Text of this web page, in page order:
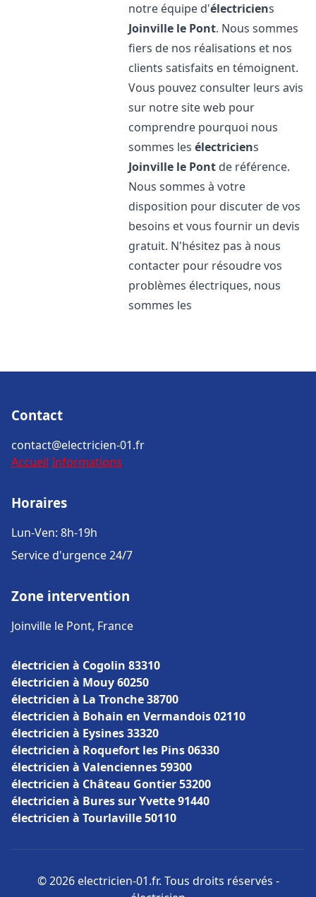
notre équipe d'électriciens
Joinville le Pont. Nous sommes
fiers de nos réalisations et nos
clients satisfaits en témoignent.
Vous pouvez consulter leurs avis
sur notre site web pour
comprendre pourquoi nous
sommes lesélectriciens
Joinville le Pont de référence.
Nous sommes à votre
disposition pour discuter de vos
besoins et vous fournir un devis
gratuit. N'hésitez pas à nous
contacter pour résoudre vos
problèmes électriques, nous
sommes les
Contact
contact@electricien-01.fr
Accueil Informations
Horaires
Lun-Ven: 8h-19h
Service d'urgence 24/7
Zone intervention
Joinville le Pont, France
électricien à Cogolin 83310
électricien à Mouy 60250
électricien à La Tronche 38700
électricien à Bohain en Vermandois 02110
électricien à Eysines 33320
électricien à Roquefort les Pins 06330
électricien à Valenciennes 59300
électricien à Château Gontier 53200
électricien à Bures sur Yvette 91440
électricien à Tourlaville 50110
© 2026 electricien-01.fr. Tous droits réservés -